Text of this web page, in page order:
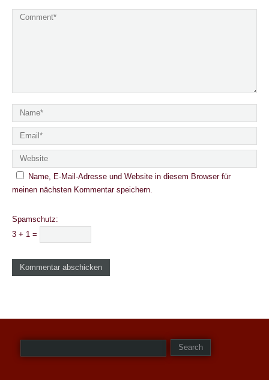
Name, E-Mail-Adresse und Website in diesem Browser für
meinen nächsten Kommentar speichern.
Spamschutz:
3 + 1 =